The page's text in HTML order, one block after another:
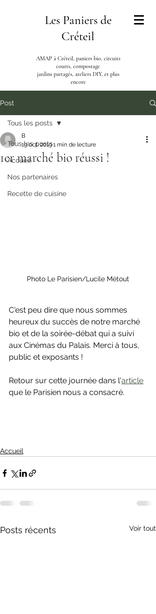
Les Paniers de
Créteil
AMAP à Créteil, paniers bio, circuits
courts, compostage
jardins partagés, ateliers DIY, et plus
encore
Post
Tous les posts
Accueil
Nos partenaires
Recette de cuisine
Tous les posts
1er marché bio réussi !
B
19 oct. 20191 min de lecture
Photo Le Parisien/Lucile Métout
C'est peu dire que nous sommes
heureux du succès de notre marché
bio et de la soirée-débat qui a suivi
aux Cinémas du Palais. Merci à tous,
public et exposants !
Retour sur cette journée dans l'article
que le Parisien nous a consacré.
Accueil
Posts récents Voir tout